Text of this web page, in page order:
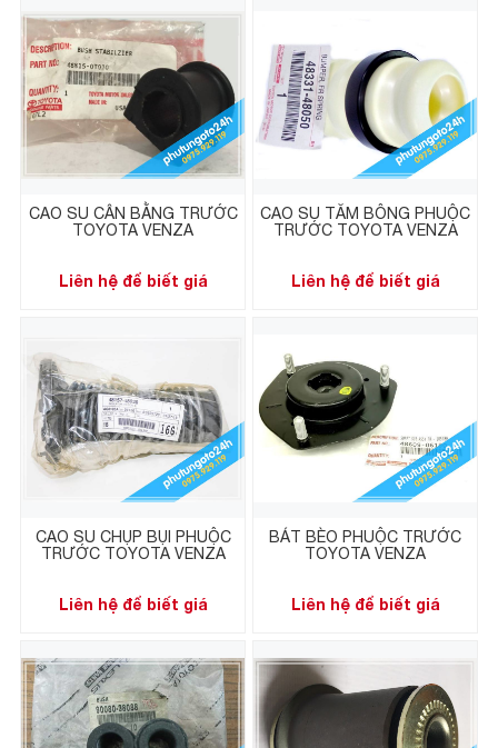
CAO SU CÂN BẰNG TRƯỚC
TOYOTA VENZA
Liên hệ để biết giá
CAO SU TĂM BÔNG PHUỘC
TRƯỚC TOYOTA VENZA
Liên hệ để biết giá
CAO SU CHỤP BỤI PHUỘC
TRƯỚC TOYOTA VENZA
Liên hệ để biết giá
BÁT BÈO PHUỘC TRƯỚC
TOYOTA VENZA
Liên hệ để biết giá